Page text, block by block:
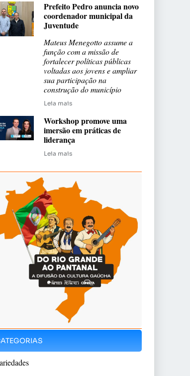
Prefeito Pedro anuncia novo
coordenador municipal da
Juventude
Mateus Menegotto assume a
função com a missão de
fortalecer políticas públicas
voltadas aos jovens e ampliar
sua participação na
construção do município
Leia mais
Workshop promove uma
imersão em práticas de
liderança
Leia mais